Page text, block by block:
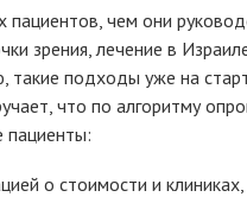
пациентов, чем они
зрения, лечение в
такие подходы уже на
что по алгоритму
пациенты:
о стоимости и